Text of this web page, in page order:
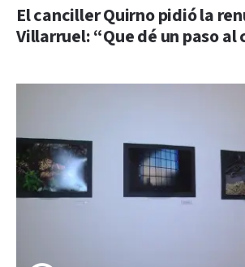
El canciller Quirno pidió la
Villarruel: “Que dé un paso al